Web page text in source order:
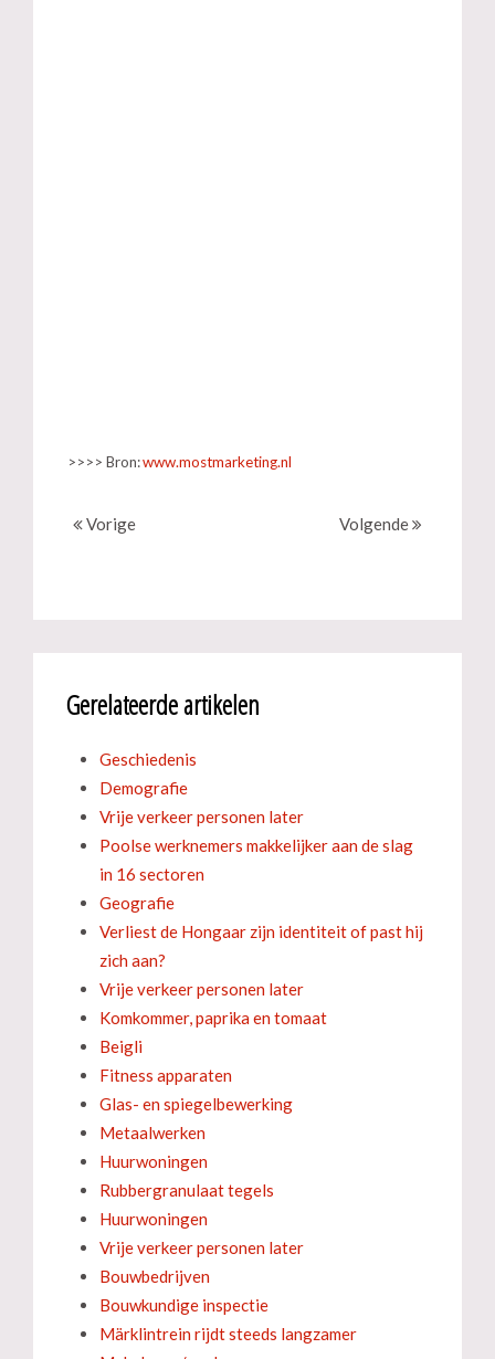
>>>> Bron:www.mostmarketing.nl
Vorige Volgende
Gerelateerde artikelen
Geschiedenis
Demografie
Vrije verkeer personen later
Poolse werknemers makkelijker aan de slag
in 16 sectoren
Geografie
Verliest de Hongaar zijn identiteit of past hij
zich aan?
Vrije verkeer personen later
Komkommer, paprika en tomaat
Beigli
Fitness apparaten
Glas- en spiegelbewerking
Metaalwerken
Huurwoningen
Rubbergranulaat tegels
Huurwoningen
Vrije verkeer personen later
Bouwbedrijven
Bouwkundige inspectie
Märklintrein rijdt steeds langzamer